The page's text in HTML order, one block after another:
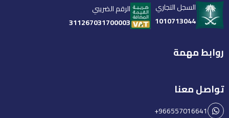
السجل التجاري
1010713044
الرقم الضريبي
311267031700003
روابط مهمة
تواصل معنا
+966557016641